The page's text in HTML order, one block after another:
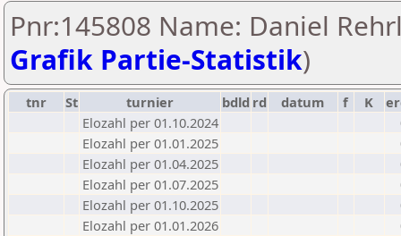
Pnr:145808 Name: Daniel
Grafik Partie-Statistik)
tnr St turnier bdld rd datum f K
Elozahl per 01.10.2024
Elozahl per 01.01.2025
Elozahl per 01.04.2025
Elozahl per 01.07.2025
Elozahl per 01.10.2025
Elozahl per 01.01.2026